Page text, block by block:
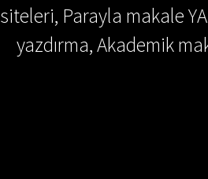
siteleri, Parayla makale
yazdırma, Akademik